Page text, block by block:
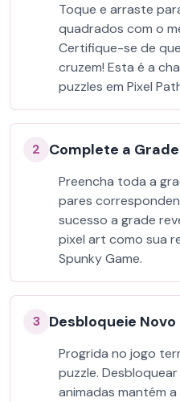
Toque e arraste
quadrados com o
Certifique-se de
cruzem! Esta é a
puzzles em Pixel
2 Complete a Grade
Preencha toda a
pares
sucesso a grade
pixel art como sua
Spunky Game.
3 Desbloqueie
Progrida no jogo
puzzle.
animadas mantém